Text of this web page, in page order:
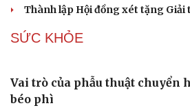
Thành lập Hội đồng xét tặng Giải
SỨC KHỎE
Vai trò của phẫu thuật chuyển
béo phì